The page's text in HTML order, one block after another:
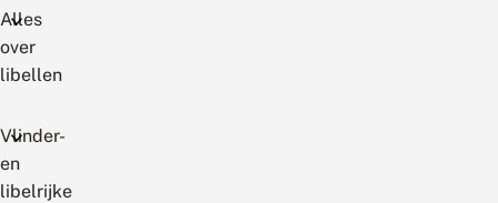
Alles
over
libellen
Vlinder-
en
libelrijke